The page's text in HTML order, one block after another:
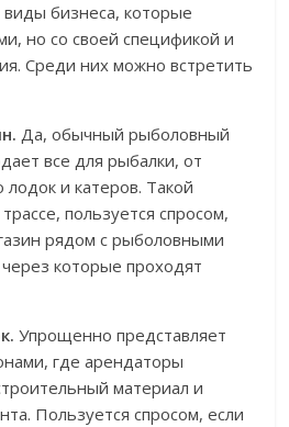
бизнеса, которые
но со своей спецификой и
Среди них можно встретить
Да, обычный рыболовный
все для рыбалки, от
и катеров. Такой
пользуется спросом,
рядом с рыболовными
которые проходят
Упрощенно представляет
где арендаторы
материал и
Пользуется спросом, если